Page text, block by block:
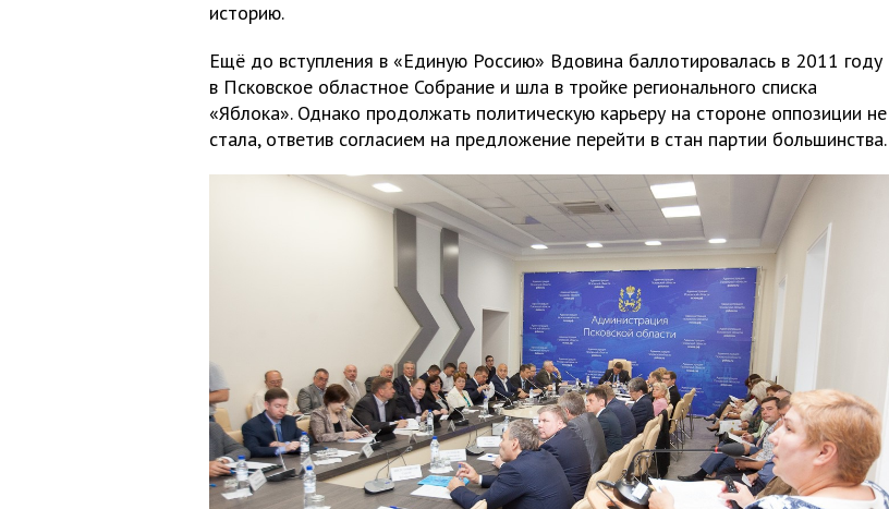
историю.
Ещё до вступления в «Единую Россию» Вдовина баллотировалась в 2011 году
в Псковское областное Собрание и шла в тройке регионального списка
«Яблока». Однако продолжать политическую карьеру на стороне оппозиции не
стала, ответив согласием на предложение перейти в стан партии большинства.